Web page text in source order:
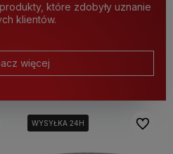
które zdobyły uznanie
klientów.
więcej
WYSYŁKA 24H
WYSYŁKA 24H
WYSYŁKA 24H Do